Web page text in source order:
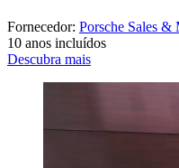
Fornecedor: Porsche Sales &
10 anos incluídos
Descubra mais